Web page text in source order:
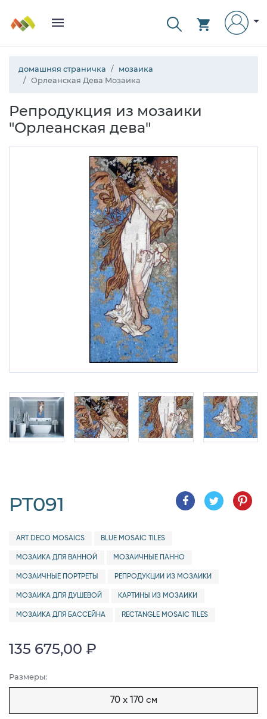
домашняя страничка
мозаика
Орлеанская Дева Мозаика
Репродукция из мозаики
"Орлеанская дева"
PT091
ART DECO MOSAICS BLUE MOSAIC TILES
МОЗАИКА ДЛЯ ВАННОЙ МОЗАИЧНЫЕ ПАННО
МОЗАИЧНЫЕ ПОРТРЕТЫ РЕПРОДУКЦИИ ИЗ МОЗАИКИ
МОЗАИКА ДЛЯ ДУШЕВОЙ КАРТИНЫ ИЗ МОЗАИКИ
МОЗАИКА ДЛЯ БАССЕЙНА RECTANGLE MOSAIC TILES
135 675,00 ₽
Размеры:
70 x 170 см